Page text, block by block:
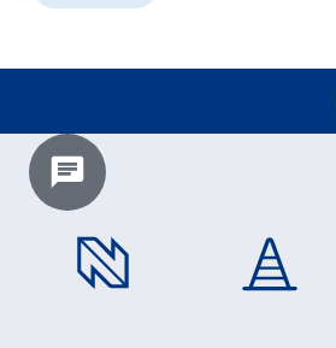
Chatbot laden?